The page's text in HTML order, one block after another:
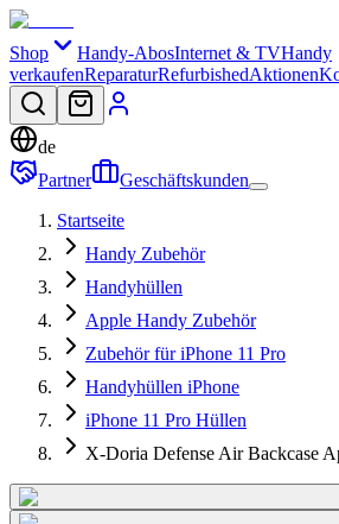
Shop Handy-AbosInternet & TVHandy
verkaufenReparaturRefurbishedAktionen
de
Partner
Geschäftskunden
Startseite
Handy Zubehör
Handyhüllen
Apple Handy Zubehör
Zubehör für iPhone 11 Pro
Handyhüllen iPhone
iPhone 11 Pro Hüllen
X-Doria Defense Air Backcase